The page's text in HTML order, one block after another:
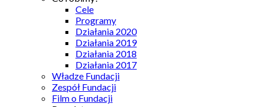
Cele
Programy
Działania 2020
Działania 2019
Działania 2018
Działania 2017
Władze Fundacji
Zespół Fundacji
Film o Fundacji